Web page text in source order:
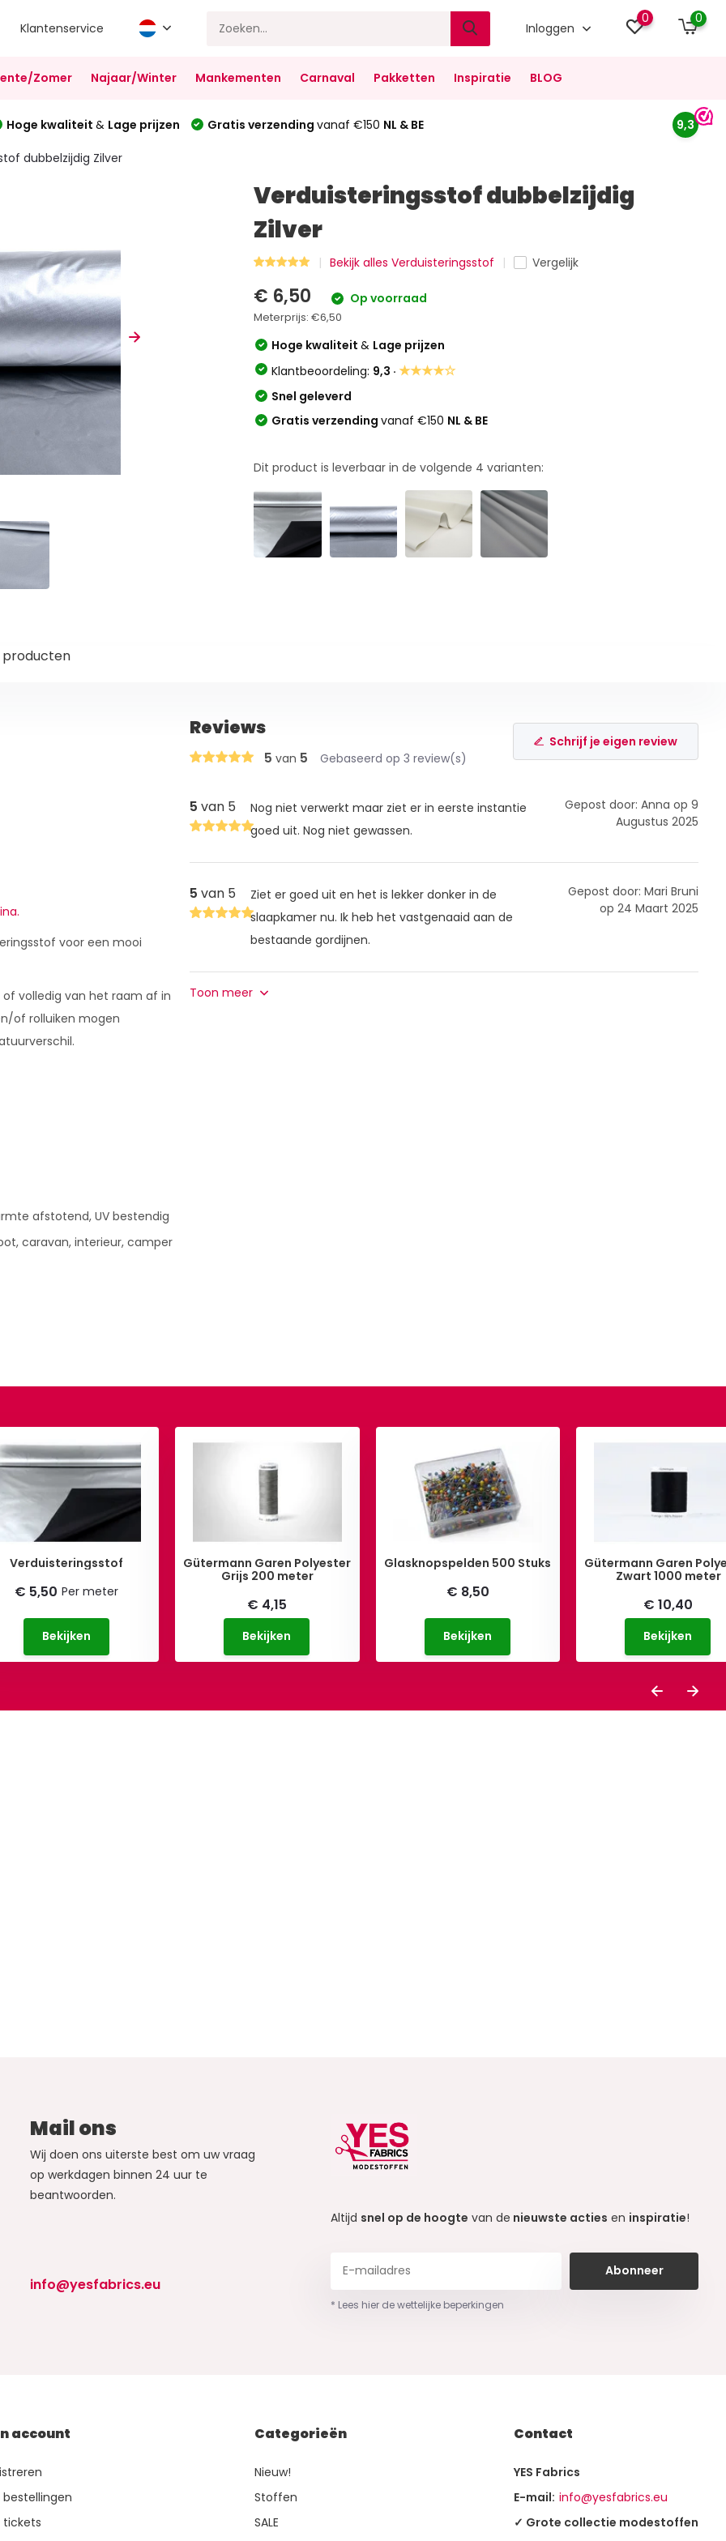
Klantenservice Inloggen
0 0
Zomer Najaar/Winter Mankementen Carnaval Pakketten Inspiratie BLOG
Hoge kwaliteit & Lage prijzen Gratis verzending vanaf €150 NL & BE 9,3
dubbelzijdig Zilver
Verduisteringsstof dubbelzijdig
Zilver
Bekijk alles Verduisteringsstof Vergelijk
€ 6,50 Op voorraad
Meterprijs:€6,50
Hoge kwaliteit& Lage prijzen
Klantbeoordeling: 9,3 ·★★★★☆
Snel geleverd
Gratis verzendingvanaf €150 NL & BE
Dit product is leverbaar in de volgende 4 varianten:
voor een mooi
of volledig van het raam af in
of rolluiken mogen
afstotend, UV bestendig
caravan, interieur, camper
Reviews
5 van 5 Gebaseerd op 3 review(s)
Schrijf je eigen review
5 van 5
Nog niet verwerkt maar ziet er in eerste instantie
goed uit. Nog niet gewassen.
Gepost door: Anna op 9
Augustus 2025
5 van 5
Ziet er goed uit en het is lekker donker in de
slaapkamer nu. Ik heb het vastgenaaid aan de
bestaande gordijnen.
Gepost door: Mari Bruni
op 24 Maart 2025
Toon meer
Verduisteringsstof
€ 5,50 Per meter
Bekijken
Gütermann Garen Polyester
Grijs 200 meter
€ 4,15
Bekijken
Glasknopspelden 500 Stuks
€ 8,50
Bekijken
Gütermann Garen
Zwart 1000 meter
€ 10,40
Bekijken
Mail ons
Wij doen ons uiterste best om uw vraag
op werkdagen binnen 24 uur te
beantwoorden.
info@yesfabrics.eu
Altijd snel op de hoogte van de nieuwste acties en inspiratie!
Abonneer
* Lees hier de wettelijke beperkingen
account
bestellingen
tickets
Categorieën
Nieuw!
Stoffen
SALE
Contact
YES Fabrics
E-mail: info@yesfabrics.eu
✓ Grote collectie modestoffen